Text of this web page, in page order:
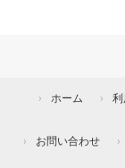
ホーム 利
お問い合わせ